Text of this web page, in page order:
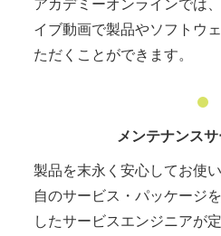
アカデミーオンラインでは
イブ動画で製品やソフトウ
ただくことができます。
メンテナンス
製品を末永く安心してお使
自のサービス・パッケージ
したサービスエンジニアが